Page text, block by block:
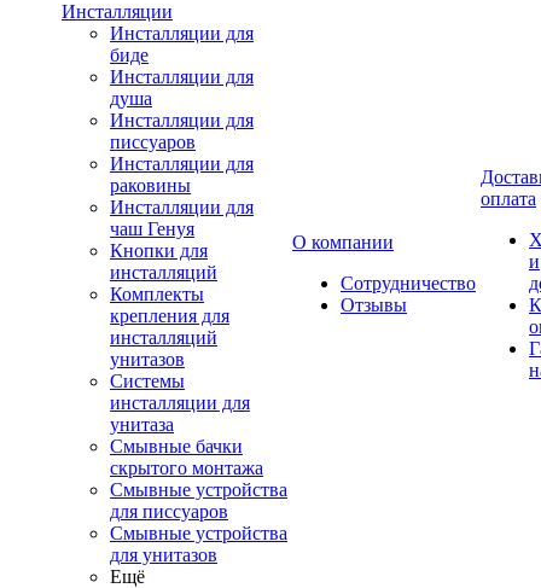
Инсталляции
Инсталляции для
биде
Инсталляции для
душа
Инсталляции для
писсуаров
Инсталляции для
раковины
Инсталляции для
чаш Генуя
Кнопки для
инсталляций
Комплекты
крепления для
инсталляций
унитазов
Системы
инсталляции для
унитаза
Смывные бачки
скрытого монтажа
Смывные устройства
для писсуаров
Смывные устройства
для унитазов
Ещё
О компании
Сотрудничество
Отзывы
оплата
и